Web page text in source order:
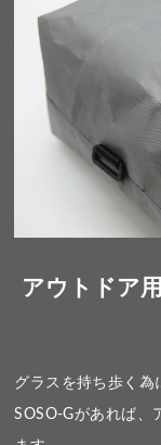
アウトドア
グラスを持ち歩く為
SOSO-Gがあれば、